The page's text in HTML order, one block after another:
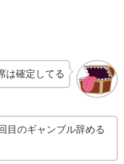
は確定してる
目のギャンブル辞める